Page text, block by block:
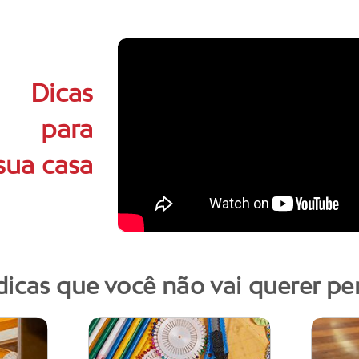
Dicas
para
casa
que você não vai querer